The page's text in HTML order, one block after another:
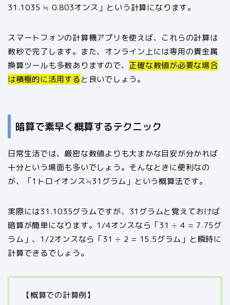
31.1035 ≒ 0.803オンス」という計算になります。
スマートフォンの計算機アプリを使えば、これらの計算は
数秒で完了します。また、オンライン上には専用の貴金属
換算ツールも多数ありますので、 正確な数値が必要な場合
は積極的に活用すると良いでしょう。
暗算で素早く概算するテクニック
日常生活では、厳密な数値よりも大まかな目安が分かれば
十分という場面も多いでしょう。そんなときに便利なの
が、「1トロイオンス≒31グラム」という概算法です。
実際には31.1035グラムですが、31グラムと覚えておけば
暗算が簡単になります。1/4オンスなら「31 ÷ 4 = 7.75グ
ラム」、1/2オンスなら「31 ÷ 2 = 15.5グラム」と瞬時に
計算できるでしょう。
【概算での計算例】